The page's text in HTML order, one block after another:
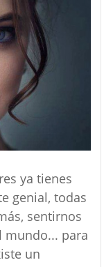
ya tienes
genial, todas
sentirnos
mundo... para
un